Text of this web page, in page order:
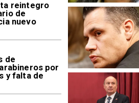
reintegro
de
nuevo
de
por
y falta de